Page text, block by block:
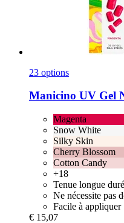
23 options
Manicino UV Gel
Magenta
Snow White
Silky Skin
Cherry Blossom
Cotton Candy
+18
Tenue longue
Ne nécessite pas
Facile à appliquer
€ 15,07